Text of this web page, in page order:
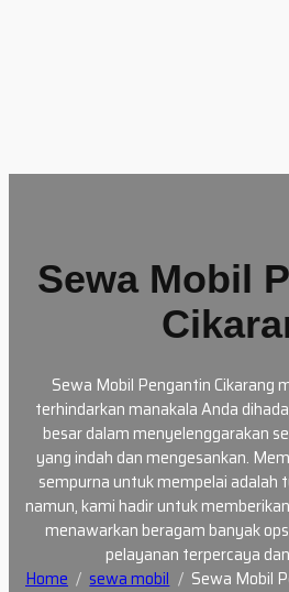
Sewa Mobil
Sewa Mobil Pengantin Cikarang
terhindarkan manakala Anda
besar dalam menyelenggarakan
yang indah dan mengesankan.
sempurna untuk mempelai adalah
namun, kami hadir untuk
menawarkan beragam banyak
pelayanan terpercaya
Home
sewa mobil Sewa Mobil